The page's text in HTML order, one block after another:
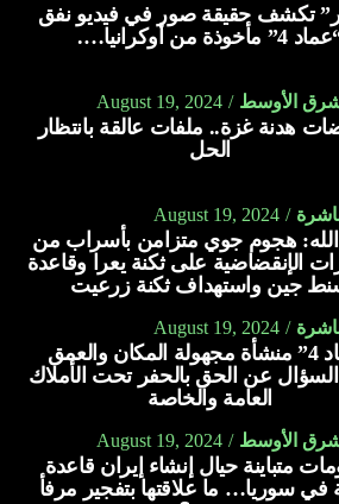
تكشف حقيقة صور في فيديو نفق
4” مأخوذة من أوكرانيا….
الأوسط August 19, 2024
هدنة غزة.. ملفات عالقة بانتظار
الحل
August 19, 2024
هجوم جوي متزامن بأسراب من
الإنقضاضية على ثكنة يعرا وقاعدة
جين واستهداف ثكنة زرعيت
August 19, 2024
“عماد 4” منشأة مجهولة المكان والعمق
عن الحق بالحفر تحت الأملاك
العامة والخاصة
الأوسط August 19, 2024
متباينة حيال إنشاء إيران قاعدة
في سوريا… ما علاقتها بتفجير مرفأ